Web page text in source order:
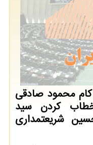
كام محمود صادقی
خطاب كردن سید
شریعتمداری